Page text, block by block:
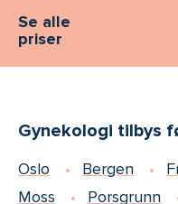
Se alle
priser
Gynekologi tilbys
Oslo Bergen
Moss
Porsgrunn